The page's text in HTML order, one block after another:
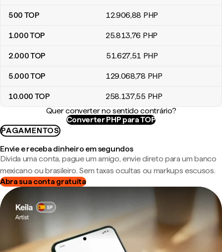
500 TOP 12.906,88 PHP
1.000TOP 25.813,76 PHP
2.000TOP 51.627,51 PHP
5.000TOP 129.068,78 PHP
10.000 TOP 258.137,55 PHP
Quer converter no sentido contrário?
Converter PHP para TOP
PAGAMENTOS
Envie e receba dinheiro em segundos
Divida uma conta, pague um amigo, envie direto para um banco
mexicano ou brasileiro. Sem taxas ocultas ou markups escusos.
Abra sua conta gratuita